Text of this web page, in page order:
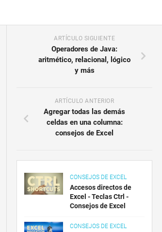
ARTÍCULO SIGUIENTE
Operadores de Java:
aritmético, relacional, lógico
y más
ARTÍCULO ANTERIOR
Agregar todas las demás
celdas en una columna:
consejos de Excel
CONSEJOS DE EXCEL
Accesos directos de
Excel - Teclas Ctrl -
Consejos de Excel
CONSEJOS DE EXCEL